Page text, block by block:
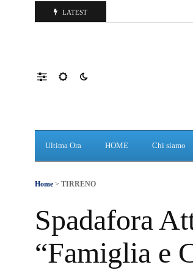
LATEST
Ultima Ora HOME Chi siamo
Home > TIRRENO
Spadafora
“Famiglia e